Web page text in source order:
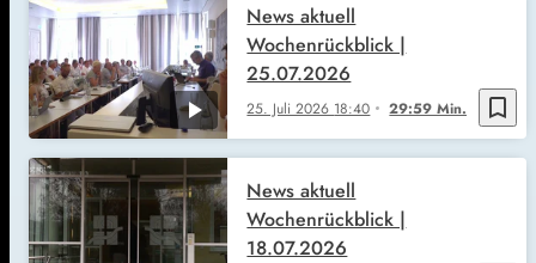
bookmark_border
25. Juli 2026 18:40 29:59 Min.
News aktuell
Wochenrückblick |
25.07.2026
News aktuell
Wochenrückblick |
18.07.2026